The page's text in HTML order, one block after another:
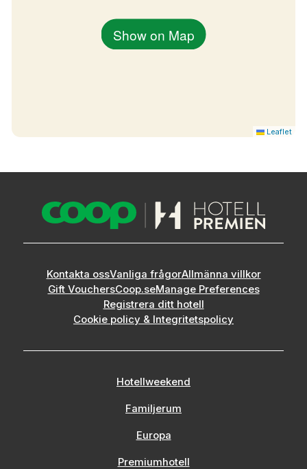
Show on Map
Leaflet
Kontakta ossVanliga frågorAllmänna villkor
Gift VouchersCoop.seManage Preferences
Registrera ditt hotell
Cookie policy & Integritetspolicy
Hotellweekend
Familjerum
Europa
Premiumhotell